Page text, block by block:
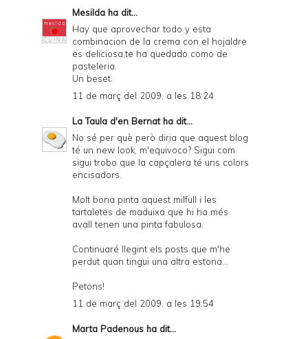
Mesilda ha dit...
Hay que aprovechar todo y esta
combinacion de la crema con el hojaldre
es deliciosa,te ha quedado como de
pasteleria.
Un beset.
11 de març del 2009, a les 18:24
La Taula d'en Bernatha dit...
No sé per què però diria que aquest blog
té un new look, m'equivoco? Sigui com
sigui trobo que la capçalera té uns colors
encisadors.
Molt bona pinta aquest milfull i les
tartaletes de maduixa que hi ha més
avall tenen una pinta fabulosa.
Continuaré llegint els posts que m'he
perdut quan tingui una altra estona...
Petons!
11 de març del 2009, a les 19:54
Marta Padenous ha dit...